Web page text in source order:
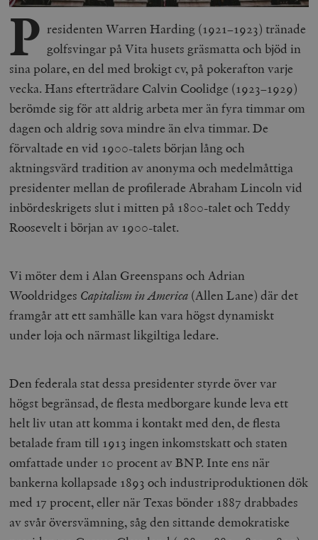
P residenten Warren Harding (1921–1923) tränade
golfsvingar på Vita husets gräsmatta och bjöd in
sina polare, en del med brokigt cv, på pokerafton varje
vecka. Hans efterträdare Calvin Coolidge (1923–1929)
berömde sig för att aldrig arbeta mer än fyra timmar om
dagen och aldrig sova mindre än elva timmar. De
förvaltade en vid 1900-talets början lång och
aktningsvärd tradition av anonyma och medelmåttiga
presidenter mellan de profilerade Abraham Lincoln vid
inbördeskrigets slut i mitten på 1800-talet och Teddy
Roosevelt i början av 1900-talet.
Vi möter dem i Alan Greenspans och Adrian
Wooldridges Capitalism in America (Allen Lane) där det
framgår att ett samhälle kan vara högst dynamiskt
under loja och närmast likgiltiga ledare.
Den federala stat dessa presidenter styrde över var
högst begränsad, de flesta medborgare kunde leva ett
helt liv utan att komma i kontakt med den, de flesta
betalade fram till 1913 ingen inkomstskatt och staten
omfattade under 10 procent av BNP. Inte ens när
bankerna kollapsade 1893 och industriproduktionen dök
med 17 procent, eller när Texas bönder 1887 drabbades
av svår översvämning, såg den sittande demokratiske